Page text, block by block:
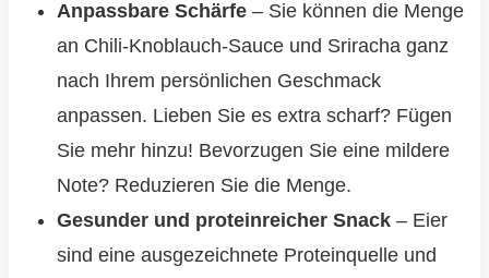
Anpassbare Schärfe– Sie können die Menge
an Chili-Knoblauch-Sauce und Sriracha ganz
nach Ihrem persönlichen Geschmack
anpassen. Lieben Sie es extra scharf? Fügen
Sie mehr hinzu! Bevorzugen Sie eine mildere
Note? Reduzieren Sie die Menge.
Gesunder und proteinreicher Snack– Eier
sind eine ausgezeichnete Proteinquelle und